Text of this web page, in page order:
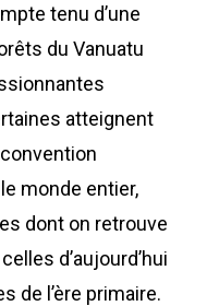
tenu d’une
du Vanuatu
atteignent
monde entier,
dont on retrouve
d’aujourd’hui
de l’ère primaire.